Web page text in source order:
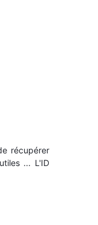
récupérer
... L'ID